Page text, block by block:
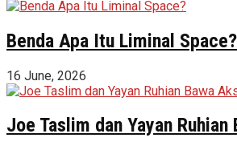
Benda Apa Itu Liminal Space?
16 June, 2026
Joe Taslim dan Yayan